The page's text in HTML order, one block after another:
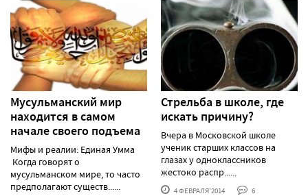
Мусульманский мир
находится в самом
начале своего подъема
Мифы и реалии: Единая Умма
Когда говорят о
мусульманском мире, то часто
предполагают существ......
Стрельба в школе, где
искать причину?
Вчера в Московской школе
ученик старших классов на
глазах у одноклассников
жестоко распр......
4 ФЕВРАЛЯ'2014 6